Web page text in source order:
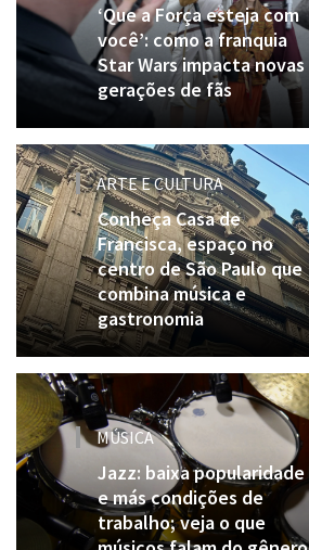
‘Que a Força esteja com
você’: como a franquia
Star Wars impacta novas
gerações de fãs
ARTE E CULTURA
Conheça Casa de
Francisca, espaço no
centro de São Paulo que
combina música e
gastronomia
MÚSICA
Jazz: baixa popularidade
e más condições de
trabalho; veja o que